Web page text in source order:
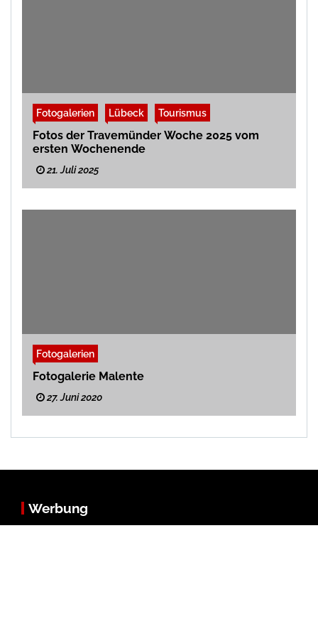
Fotogalerien Lübeck Tourismus
Fotos der Travemünder Woche 2025 vom
ersten Wochenende
21. Juli 2025
Fotogalerien
Fotogalerie Malente
27. Juni 2020
Werbung